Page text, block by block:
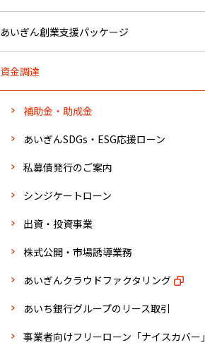
あいぎん創業支援パッケージ
資金調達
補助金・助成金
あいぎんSDGs・ESG応援ローン
私募債発行のご案内
シンジケートローン
出資・投資事業
株式公開・市場誘導業務
あいぎんクラウドファクタリング
あいち銀行グループのリース取引
事業者向けフリーローン「ナイスカバー」